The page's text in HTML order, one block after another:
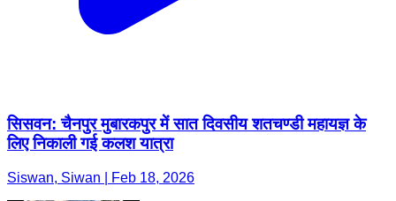
सिसवन: चैनपुर मुबारकपुर में सात दिवसीय शतचण्डी महायज्ञ के
लिए निकाली गई कलश यात्रा
Siswan, Siwan | Feb 18, 2026